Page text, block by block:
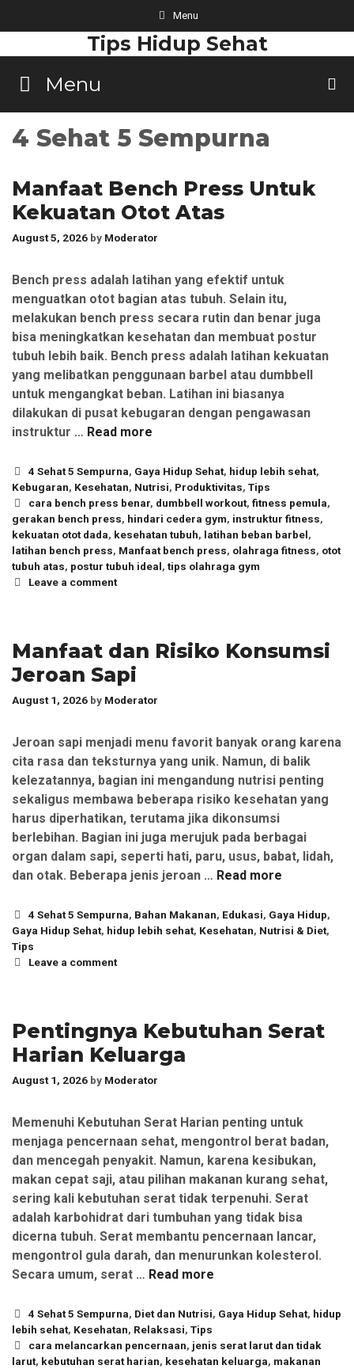
Menu
Tips Hidup Sehat
Menu
4 Sehat 5 Sempurna
Manfaat Bench Press Untuk
Kekuatan Otot Atas
August 5, 2026 by Moderator
Bench press adalah latihan yang efektif untuk
menguatkan otot bagian atas tubuh. Selain itu,
melakukan bench press secara rutin dan benar juga
bisa meningkatkan kesehatan dan membuat postur
tubuh lebih baik. Bench press adalah latihan kekuatan
yang melibatkan penggunaan barbel atau dumbbell
untuk mengangkat beban. Latihan ini biasanya
dilakukan di pusat kebugaran dengan pengawasan
instruktur … Read more
Categories
4 Sehat 5 Sempurna, Gaya Hidup Sehat, hidup lebih sehat,
Kebugaran, Kesehatan, Nutrisi, Produktivitas, Tips
Tags
cara bench press benar, dumbbell workout,fitness pemula,
gerakan bench press, hindari cedera gym, instruktur fitness,
kekuatan otot dada, kesehatan tubuh, latihan beban barbel,
latihan bench press, Manfaat bench press, olahraga fitness, otot
tubuh atas, postur tubuh ideal, tips olahraga gym
Leave a comment
Manfaat dan Risiko Konsumsi
Jeroan Sapi
August 1, 2026 by Moderator
Jeroan sapi menjadi menu favorit banyak orang karena
cita rasa dan teksturnya yang unik. Namun, di balik
kelezatannya, bagian ini mengandung nutrisi penting
sekaligus membawa beberapa risiko kesehatan yang
harus diperhatikan, terutama jika dikonsumsi
berlebihan. Bagian ini juga merujuk pada berbagai
organ dalam sapi, seperti hati, paru, usus, babat, lidah,
dan otak. Beberapa jenis jeroan … Read more
Categories
4 Sehat 5 Sempurna, Bahan Makanan, Edukasi, Gaya Hidup,
Gaya Hidup Sehat, hidup lebih sehat, Kesehatan, Nutrisi & Diet,
Tips
Leave a comment
Pentingnya Kebutuhan Serat
Harian Keluarga
August 1, 2026 by Moderator
Memenuhi Kebutuhan Serat Harian penting untuk
menjaga pencernaan sehat, mengontrol berat badan,
dan mencegah penyakit. Namun, karena kesibukan,
makan cepat saji, atau pilihan makanan kurang sehat,
sering kali kebutuhan serat tidak terpenuhi. Serat
adalah karbohidrat dari tumbuhan yang tidak bisa
dicerna tubuh. Serat membantu pencernaan lancar,
mengontrol gula darah, dan menurunkan kolesterol.
Secara umum, serat … Read more
Categories
4 Sehat 5 Sempurna, Diet dan Nutrisi, Gaya Hidup Sehat, hidup
lebih sehat, Kesehatan, Relaksasi, Tips
Tags
cara melancarkan pencernaan, jenis serat larut dan tidak
larut, kebutuhan serat harian, kesehatan keluarga, makanan